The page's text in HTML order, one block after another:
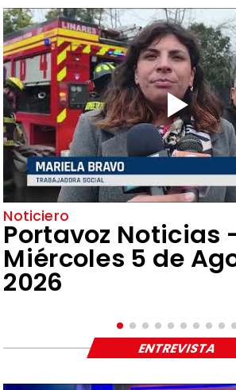
Noticiero
Portavoz Noticias
Miércoles 5 de
2026
ENTREVISTA